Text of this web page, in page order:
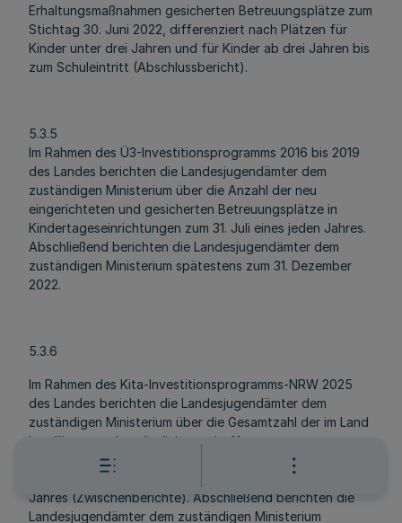
Erhaltungsmaßnahmen gesicherten Betreuungsplätze zum
Stichtag 30. Juni 2022, differenziert nach Plätzen für
Kinder unter drei Jahren und für Kinder ab drei Jahren bis
zum Schuleintritt (Abschlussbericht).
5.3.5
Im Rahmen des Ü3-Investitionsprogramms 2016 bis 2019
des Landes berichten die Landesjugendämter dem
zuständigen Ministerium über die Anzahl der neu
eingerichteten und gesicherten Betreuungsplätze in
Kindertageseinrichtungen zum 31. Juli eines jeden Jahres.
Abschließend berichten die Landesjugendämter dem
zuständigen Ministerium spätestens zum 31. Dezember
2022.
5.3.6
Im Rahmen des Kita-Investitionsprogramms-NRW 2025
des Landes berichten die Landesjugendämter dem
zuständigen Ministerium über die Gesamtzahl der im Land
bewilligten und zusätzlich geschaffenen
beziehungsweise durch Erhaltungsmaßnahmen
gesicherten Betreuungsplätze zum 31. Juli eines jeden
Jahres (Zwischenberichte). Abschließend berichten die
Landesjugendämter dem zuständigen Ministerium